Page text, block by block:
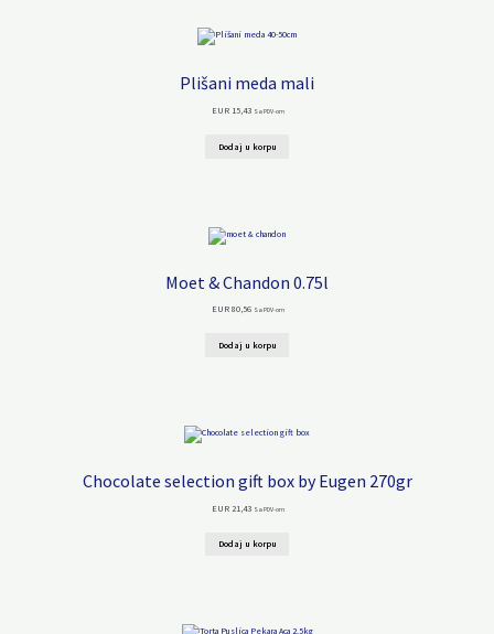
Plišani meda mali
EUR 15,43 Sa PDV-om
Dodaj u korpu
Moet & Chandon 0.75l
EUR 80,56 Sa PDV-om
Dodaj u korpu
Chocolate selection gift box by Eugen 270gr
EUR 21,43 Sa PDV-om
Dodaj u korpu